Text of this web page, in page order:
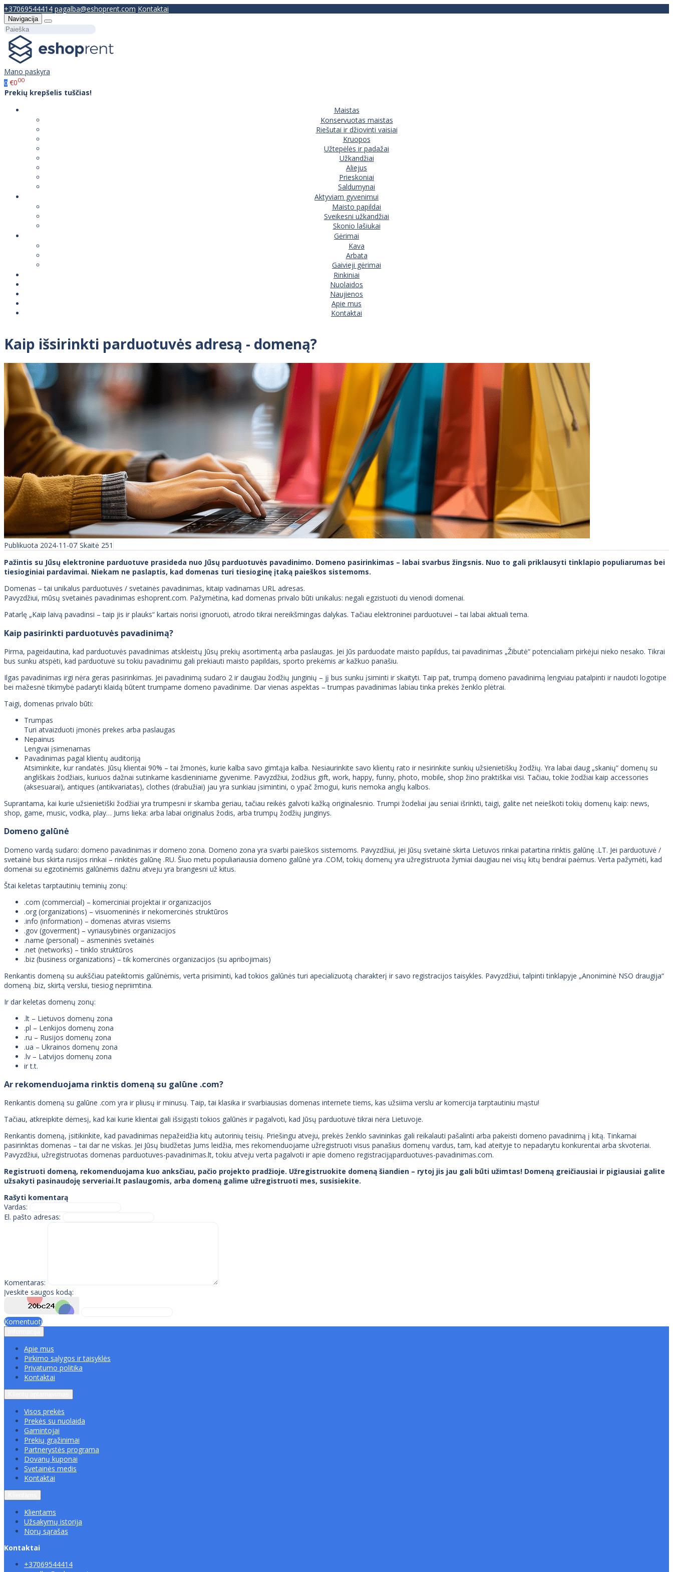
+37069544414 pagalba@eshoprent.com Kontaktai
Navigacija
Mano paskyra
0 €000
Prekių krepšelis tuščias!
Maistas
Konservuotas maistas
Riešutai ir džiovinti vaisiai
Kruopos
Užtepėlės ir padažai
Užkandžiai
Aliejus
Prieskoniai
Saldumynai
Aktyviam gyvenimui
Maisto papildai
Sveikesni užkandžiai
Skonio lašiukai
Gėrimai
Kava
Arbata
Gaivieji gėrimai
Rinkiniai
Nuolaidos
Naujienos
Apie mus
Kontaktai
Kaip išsirinkti parduotuvės adresą - domeną?
Publikuota 2024-11-07 Skaitė 251
Pažintis su Jūsų elektronine parduotuve prasideda nuo Jūsų parduotuvės pavadinimo. Domeno pasirinkimas – labai svarbus žingsnis. Nuo to gali priklausyti tinklapio populiarumas bei
tiesioginiai pardavimai. Niekam ne paslaptis, kad domenas turi tiesioginę įtaką paieškos sistemoms.
Domenas – tai unikalus parduotuvės / svetainės pavadinimas, kitaip vadinamas URL adresas.
Pavyzdžiui, mūsų svetainės pavadinimas eshoprent.com. Pažymėtina, kad domenas privalo būti unikalus: negali egzistuoti du vienodi domenai.
Patarlę „Kaip laivą pavadinsi – taip jis ir plauks“ kartais norisi ignoruoti, atrodo tikrai nereikšmingas dalykas. Tačiau elektroninei parduotuvei – tai labai aktuali tema.
Kaip pasirinkti parduotuvės pavadinimą?
Pirma, pageidautina, kad parduotuvės pavadinimas atskleistų Jūsų prekių asortimentą arba paslaugas. Jei Jūs parduodate maisto papildus, tai pavadinimas „Žibutė“ potencialiam pirkėjui nieko nesako. Tikrai
bus sunku atspėti, kad parduotuvė su tokiu pavadinimu gali prekiauti maisto papildais, sporto prekėmis ar kažkuo panašiu.
Ilgas pavadinimas irgi nėra geras pasirinkimas. Jei pavadinimą sudaro 2 ir daugiau žodžių junginių – jį bus sunku įsiminti ir skaityti. Taip pat, trumpą domeno pavadinimą lengviau patalpinti ir naudoti logotipe
bei mažesnė tikimybė padaryti klaidą būtent trumpame domeno pavadinime. Dar vienas aspektas – trumpas pavadinimas labiau tinka prekės ženklo plėtrai.
Taigi, domenas privalo būti:
Trumpas
Turi atvaizduoti įmonės prekes arba paslaugas
Nepainus
Lengvai įsimenamas
Pavadinimas pagal klientų auditoriją
Atsiminkite, kur randatės. Jūsų klientai 90% – tai žmonės, kurie kalba savo gimtąja kalba. Nesiaurinkite savo klientų rato ir nesirinkite sunkių užsienietiškų žodžių. Yra labai daug „skanių“ domenų su
angliškais žodžiais, kuriuos dažnai sutinkame kasdieniniame gyvenime. Pavyzdžiui, žodžius gift, work, happy, funny, photo, mobile, shop žino praktiškai visi. Tačiau, tokie žodžiai kaip accessories
(aksesuarai), antiques (antikvariatas), clothes (drabužiai) jau yra sunkiau įsimintini, o ypač žmogui, kuris nemoka anglų kalbos.
Suprantama, kai kurie užsienietiški žodžiai yra trumpesni ir skamba geriau, tačiau reikės galvoti kažką originalesnio. Trumpi žodeliai jau seniai išrinkti, taigi, galite net neieškoti tokių domenų kaip: news,
shop, game, music, vodka, play… Jums lieka: arba labai originalus žodis, arba trumpų žodžių junginys.
Domeno galūnė
Domeno vardą sudaro: domeno pavadinimas ir domeno zona. Domeno zona yra svarbi paieškos sistemoms. Pavyzdžiui, jei Jūsų svetainė skirta Lietuvos rinkai patartina rinktis galūnę .LT. Jei parduotuvė /
svetainė bus skirta rusijos rinkai – rinkitės galūnę .RU. Šiuo metu populiariausia domeno galūnė yra .COM, tokių domenų yra užregistruota žymiai daugiau nei visų kitų bendrai paėmus. Verta pažymėti, kad
domenai su egzotinėmis galūnėmis dažnu atveju yra brangesni už kitus.
Štai keletas tarptautinių teminių zonų:
.com (commercial) – komerciniai projektai ir organizacijos
.org (organizations) – visuomeninės ir nekomercinės struktūros
.info (information) – domenas atviras visiems
.gov (goverment) – vyriausybinės organizacijos
.name (personal) – asmeninės svetainės
.net (networks) – tinklo struktūros
.biz (business organizations) – tik komercinės organizacijos (su apribojimais)
Renkantis domeną su aukščiau pateiktomis galūnėmis, verta prisiminti, kad tokios galūnės turi apecializuotą charakterį ir savo registracijos taisykles. Pavyzdžiui, talpinti tinklapyje „Anoniminė NSO draugija“
domeną .biz, skirtą verslui, tiesiog nepriimtina.
Ir dar keletas domenų zonų:
.lt – Lietuvos domenų zona
.pl – Lenkijos domenų zona
.ru – Rusijos domenų zona
.ua – Ukrainos domenų zona
.lv – Latvijos domenų zona
ir t.t.
Ar rekomenduojama rinktis domeną su galūne .com?
Renkantis domeną su galūne .com yra ir pliusų ir minusų. Taip, tai klasika ir svarbiausias domenas internete tiems, kas užsiima verslu ar komercija tarptautiniu mąstu!
Tačiau, atkreipkite dėmesį, kad kai kurie klientai gali išsigąsti tokios galūnės ir pagalvoti, kad Jūsų parduotuvė tikrai nėra Lietuvoje.
Renkantis domeną, įsitikinkite, kad pavadinimas nepažeidžia kitų autorinių teisių. Priešingu atveju, prekės ženklo savininkas gali reikalauti pašalinti arba pakeisti domeno pavadinimą į kitą. Tinkamai
pasirinktas domenas – tai dar ne viskas. Jei Jūsų biudžetas Jums leidžia, mes rekomenduojame užregistruoti visus panašius domenų vardus, tam, kad ateityje to nepadarytu konkurentai arba skvoteriai.
Pavyzdžiui, užregistruotas domenas parduotuves-pavadinimas.lt, tokiu atveju verta pagalvoti ir apie domeno registracijąparduotuves-pavadinimas.com.
Registruoti domeną, rekomenduojama kuo anksčiau, pačio projekto pradžioje. Užregistruokite domeną šiandien – rytoj jis jau gali būti užimtas! Domeną greičiausiai ir pigiausiai galite
užsakyti pasinaudoję serveriai.lt paslaugomis, arba domeną galime užregistruoti mes, susisiekite.
Rašyti komentarą
Vardas:
El. pašto adresas:
Komentaras:
Įveskite saugos kodą:
Komentuoti
Apie mus
Pirkimo sąlygos ir taisyklės
Privatumo politika
Kontaktai
Visos prekės
Prekės su nuolaida
Gamintojai
Prekių grąžinimai
Partnerystės programa
Dovanų kuponai
Svetainės medis
Kontaktai
Klientams
Užsakymų istorija
Norų sąrašas
Kontaktai
+37069544414